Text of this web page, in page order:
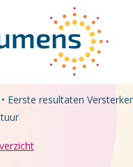
• Eerste resultaten